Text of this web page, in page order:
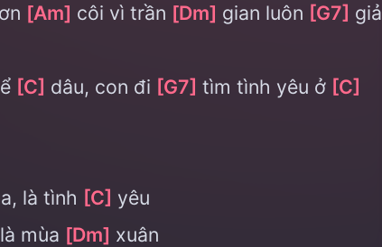
[Am] côi vì trần [Dm] gian luôn [G7] giả
[C] dâu, con đi [G7] tìm tình yêu ở [C]
là tình [C] yêu
mùa [Dm] xuân